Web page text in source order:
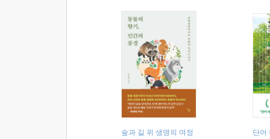
숲과 길 위 생명의 여정 단어